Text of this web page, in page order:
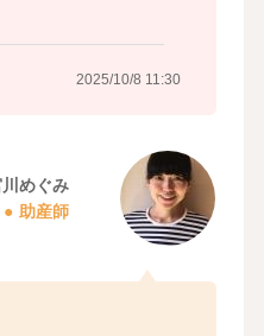
2025/10/8 11:30
めぐみ
助産師